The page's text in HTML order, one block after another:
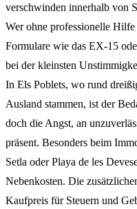
verschwinden innerhalb von
Wer ohne professionelle
Formulare wie das EX-15
bei der kleinsten
In Els Poblets, wo rund
Ausland stammen, ist der
doch die Angst, an
präsent. Besonders beim
Setla oder Playa de les
Nebenkosten. Die
Kaufpreis für Steuern und